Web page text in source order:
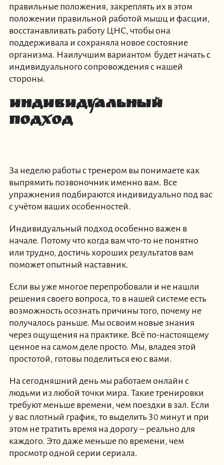
правильные положения, закреплять их в этом
положении правильной работой мышц и фасции,
восстанавливать работу ЦНС, чтобы она
поддерживала и сохраняла новое состояние
организма. Наилучшим вариантом будет начать с
индивидуального сопровождения с нашей
стороны.
Индивидуальный
подход
За неделю работы с тренером вы понимаете как
выпрямить позвоночник именно вам. Все
упражнения подбираются индивидуально под вас
с учётом ваших особенностей.
Индивидуальный подход особенно важен в
начале. Потому что когда вам что-то не понятно
или трудно, достичь хороших результатов вам
поможет опытный наставник.
Если вы уже многое перепробовали и не нашли
решения своего вопроса, то в нашей системе есть
возможность осознать причины того, почему не
получалось раньше. Мы освоим новые знания
через ощущения на практике. Всё по-настоящему
ценное на самом деле просто. Мы, владея этой
простотой, готовы поделиться ею с вами.
На сегодняшний день мы работаем онлайн с
людьми из любой точки мира. Такие тренировки
требуют меньше времени, чем поездки в зал. Если
у вас плотный график, то выделить 30 минут и при
этом не тратить время на дорогу – реально для
каждого. Это даже меньше по времени, чем
просмотр одной серии сериала.